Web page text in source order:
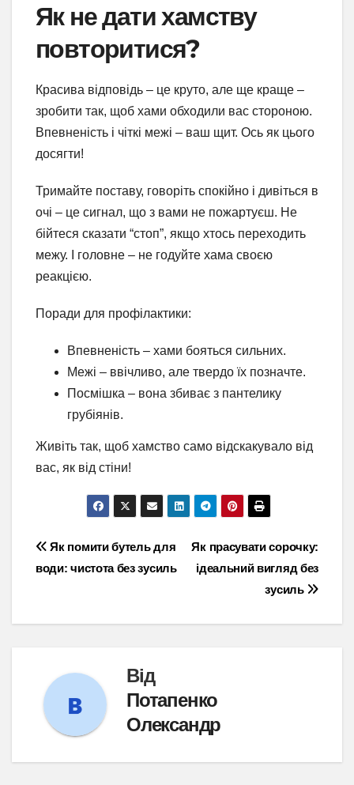
Як не дати хамству
повторитися?
Красива відповідь – це круто, але ще краще –
зробити так, щоб хами обходили вас стороною.
Впевненість і чіткі межі – ваш щит. Ось як цього
досягти!
Тримайте поставу, говоріть спокійно і дивіться в
очі – це сигнал, що з вами не пожартуєш. Не
бійтеся сказати “стоп”, якщо хтось переходить
межу. І головне – не годуйте хама своєю
реакцією.
Поради для профілактики:
Впевненість – хами бояться сильних.
Межі – ввічливо, але твердо їх позначте.
Посмішка – вона збиває з пантелику
грубіянів.
Живіть так, щоб хамство само відскакувало від
вас, як від стіни!
Навігація
записів
Як прасувати сорочку:
ідеальний вигляд без
зусиль
Як помити бутель для
води: чистота без зусиль
Від
Потапенко
Олександр